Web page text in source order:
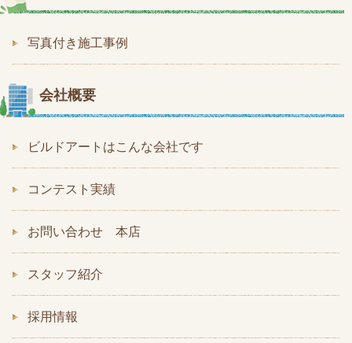
写真付き施工事例
会社概要
ビルドアートはこんな会社です
コンテスト実績
お問い合わせ 本店
スタッフ紹介
採用情報